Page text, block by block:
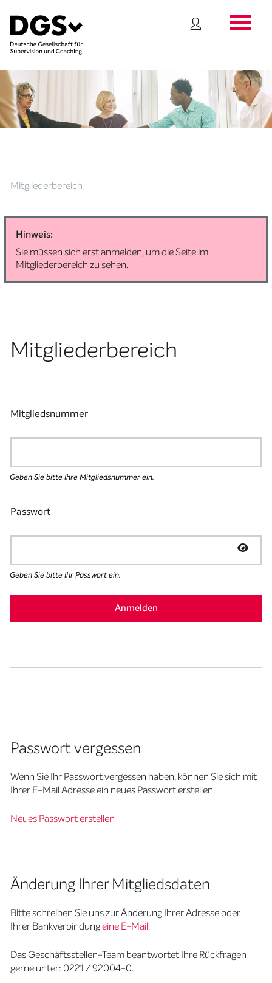
Mitgliederbereich
Hinweis:
Sie müssen sich erst anmelden, um die Seite im
Mitgliederbereich zu sehen.
Mitgliederbereich
Mitgliedsnummer
Geben Sie bitte Ihre Mitgliedsnummer ein.
Passwort
Geben Sie bitte Ihr Passwort ein.
Passwort vergessen
Wenn Sie Ihr Passwort vergessen haben, können Sie sich mit
Ihrer E-Mail Adresse ein neues Passwort erstellen.
Neues Passwort erstellen
Änderung Ihrer Mitgliedsdaten
Bitte schreiben Sie uns zur Änderung Ihrer Adresse oder
Ihrer Bankverbindungeine E-Mail.
Das Geschäftsstellen-Team beantwortet Ihre Rückfragen
gerne unter: 0221 / 92004-0.